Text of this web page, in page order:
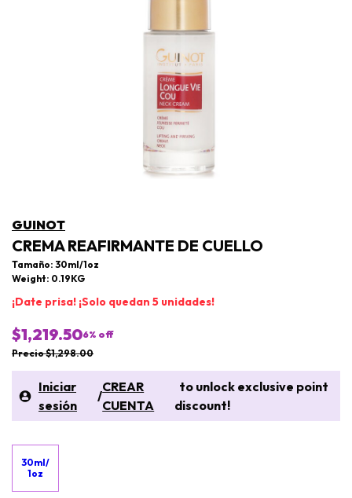
GUINOT
CREMA REAFIRMANTE DE CUELLO
Tamaño: 30ml/1oz
Weight: 0.19KG
¡Date prisa! ¡Solo quedan 5 unidades!
$1,219.506% off
Precio $1,298.00
Iniciar
sesión
/
CREAR
CUENTA
to unlock exclusive point
discount!
30ml/
1oz